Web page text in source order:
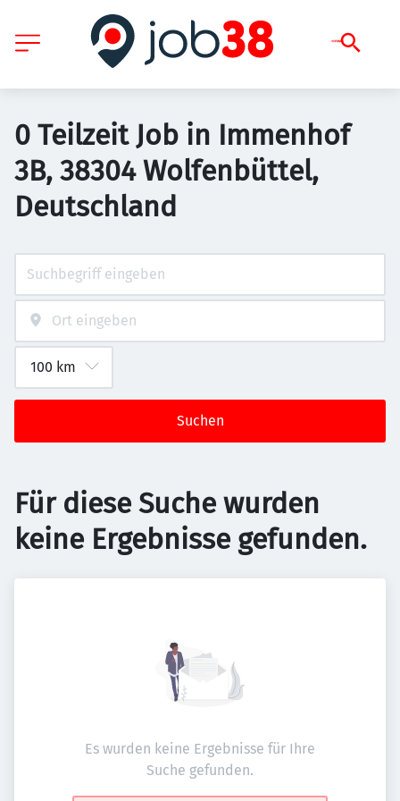
0 Teilzeit Job in Immenhof
3B, 38304 Wolfenbüttel,
Deutschland
Suchen
Für diese Suche wurden
keine Ergebnisse gefunden.
Es wurden keine Ergebnisse für Ihre
Suche gefunden.